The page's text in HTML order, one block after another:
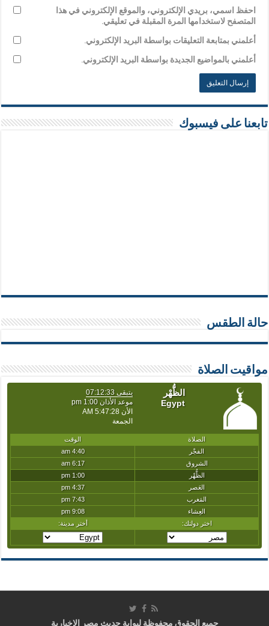
احفظ اسمي، بريدي الإلكتروني، والموقع الإلكتروني في هذا
المتصفح لاستخدامها المرة المقبلة في تعليقي.
أعلمني بمتابعة التعليقات بواسطة البريد الإلكتروني.
أعلمني بالمواضيع الجديدة بواسطة البريد الإلكتروني.
تابعنا على فيسبوك
حالة الطقس
مواقيت الصلاة
جميع الحقوق محفوظة لبوابة حديث مصر الإخبارية